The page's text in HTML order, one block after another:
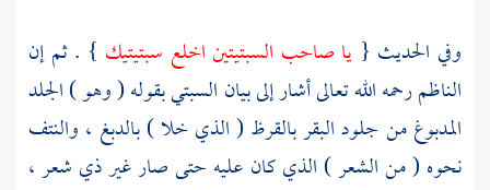
وفي الحديث { يا صاحب السبتيتين اخلع سبتيتيك } . ثم إن
الناظمرحمه الله تعالى أشار إلى بيان السبتي بقوله ( وهو ) الجلد
المدبوغ من جلود البقر بالقرظ ( الذي خلا ) بالدبغ ، والنتف
نحوه ( من الشعر ) الذي كان عليه حتى صار غير ذي شعر ،